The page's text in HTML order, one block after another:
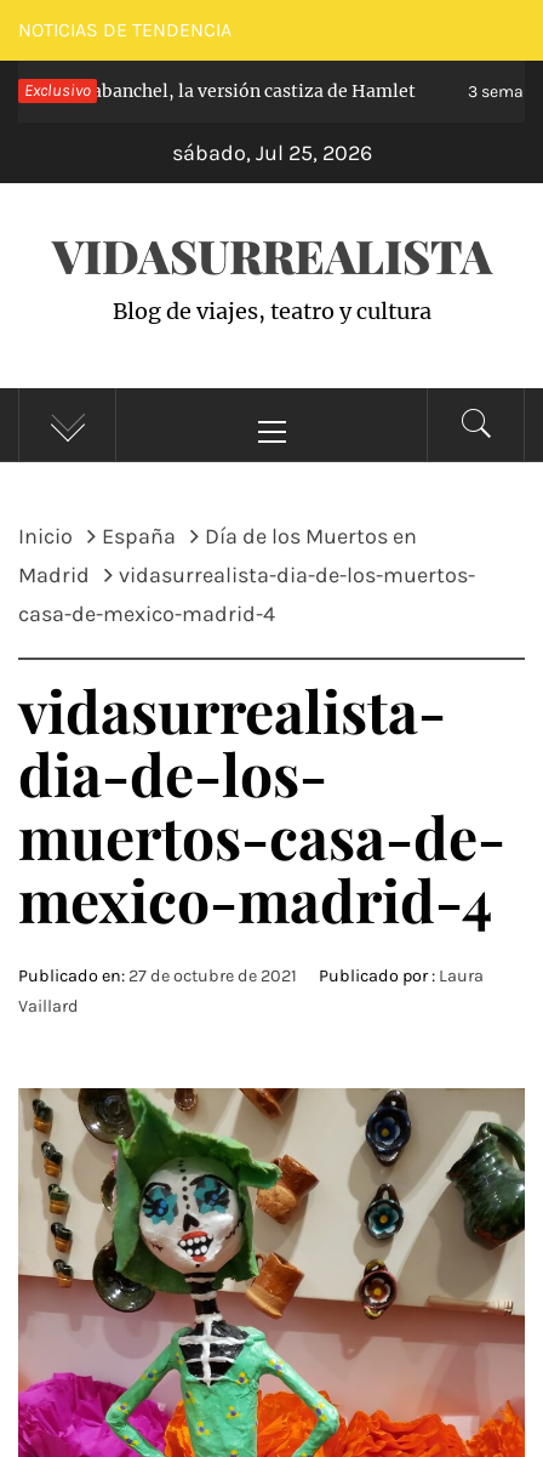
Saltar
al
contenido
NOTICIAS DE TENDENCIA
Exclusivo
de Carabanchel, la versión castiza de Hamlet 3
sábado, Jul 25, 2026
VIDASURREALISTA
Blog de viajes, teatro y cultura
principal
Inicio España
Día de los Muertos en
Madrid
vidasurrealista-dia-de-los-muertos-
casa-de-mexico-madrid-4
vidasurrealista-
dia-de-los-
muertos-casa-de-
mexico-madrid-4
Publicado en: 27 de octubre de 2021 Publicado por : Laura
Vaillard